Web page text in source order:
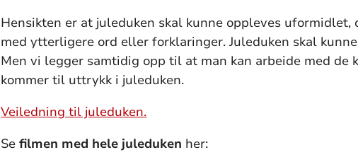
Hensikten er at juleduken skal kunne oppleves
med ytterligere ord eller forklaringer. Juleduken skal
Men vi legger samtidig opp til at man kan arbeide med de
kommer til uttrykk i juleduken.
Veiledning til juleduken.
Sefilmen med hele juleduken her: